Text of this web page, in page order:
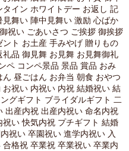
イン ホワイトデー お返し 記
舞い 陣中見舞い 激励 心ばか
祝い ごあいさつ ご挨拶 御挨拶
ト お土産 手みやげ 贈りもの
品 御見舞 お見舞 お見舞御礼
ペ コンペ景品 景品 賞品 おみ
昼ごはん お弁当 朝食 おやつ
祝い 内祝い 内祝 結婚祝い 結
グギフト ブライダルギフト 二
出産内祝 出産内祝い 命名内祝
い 快気内祝 プチギフト 結婚
祝い 卒園祝い 進学内祝い 入
格祝 卒業祝 卒業祝い 卒業内